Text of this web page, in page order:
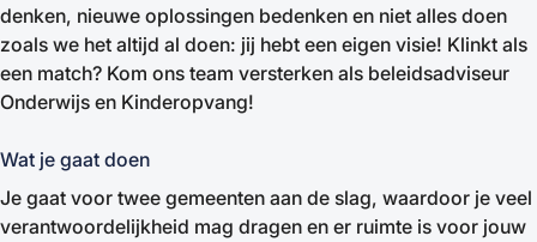
denken, nieuwe oplossingen bedenken en niet alles doen
zoals we het altijd al doen: jij hebt een eigen visie! Klinkt als
een match? Kom ons team versterken als beleidsadviseur
Onderwijs en Kinderopvang!
Wat je gaat doen
Je gaat voor twee gemeenten aan de slag, waardoor je veel
verantwoordelijkheid mag dragen en er ruimte is voor jouw